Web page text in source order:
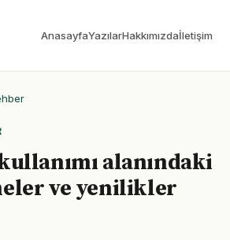
AnasayfaYazılarHakkımızdaİletişim
alanındaki
ve yenilikler